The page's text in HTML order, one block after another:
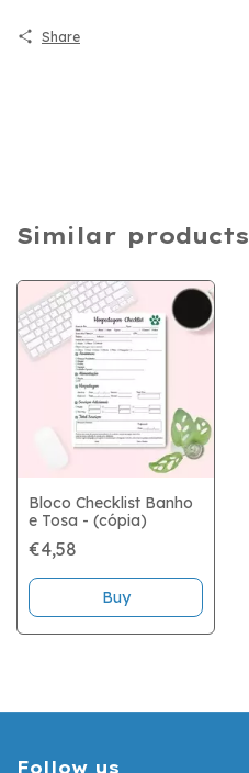
Share
Similar products
Bloco Checklist Banho
e Tosa - (cópia)
€4,58
Follow us